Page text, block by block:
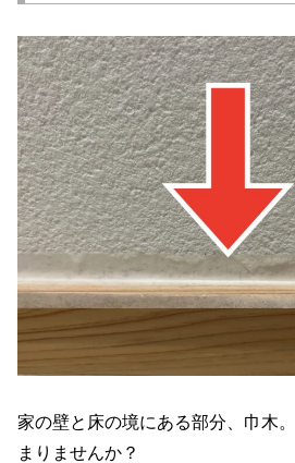
家の壁と床の境にある部分、巾木
まりませんか？